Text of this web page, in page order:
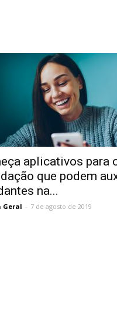
aplicativos para
que podem
na...
Geral - 7 de agosto de 2019